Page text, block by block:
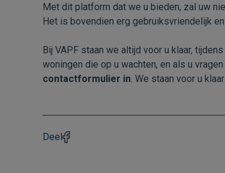
Met dit platform dat we u bieden, zal uw
Het is bovendien erg gebruiksvriendelijk
Bij VAPF staan we altijd voor u klaar,
woningen die op u wachten, en als u
contactformulier in . We staan voor u
Deel